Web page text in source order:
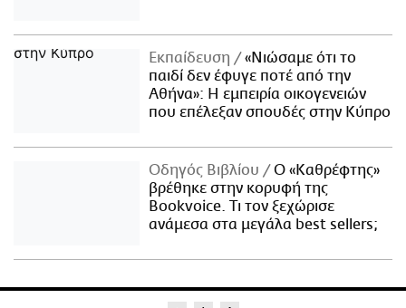
Εκπαίδευση
«Νιώσαμε ότι το
παιδί δεν έφυγε ποτέ από την
Αθήνα»: Η εμπειρία οικογενειών
που επέλεξαν σπουδές στην Κύπρο
Οδηγός Βιβλίου
Ο «Καθρέφτης»
βρέθηκε στην κορυφή της
Bookvoice. Τι τον ξεχώρισε
ανάμεσα στα μεγάλα best sellers;